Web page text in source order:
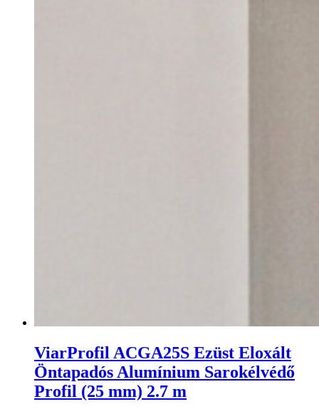
ViarProfil ACGA25S Ezüst Eloxált
Öntapadós Alumínium Sarokélvédő
Profil (25 mm) 2.7 m